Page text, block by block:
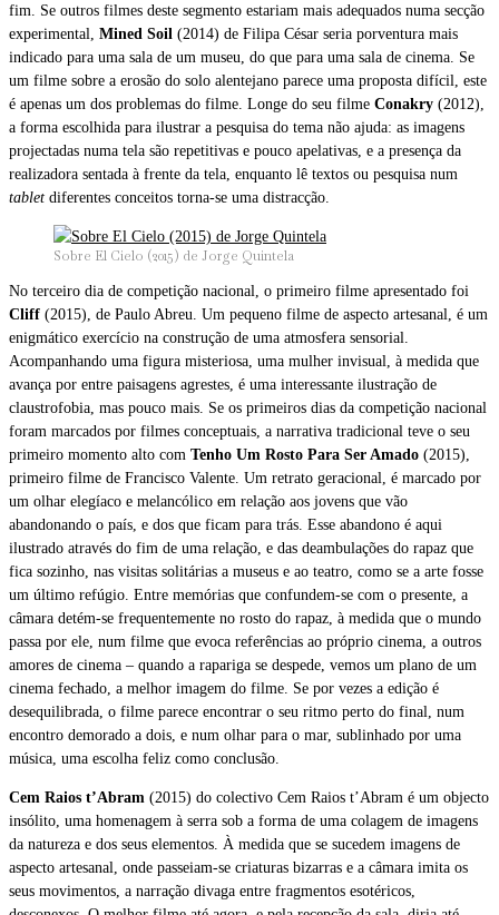
fim. Se outros filmes deste segmento estariam mais adequados numa secção
experimental, Mined Soil (2014) de Filipa César seria porventura mais
indicado para uma sala de um museu, do que para uma sala de cinema. Se
um filme sobre a erosão do solo alentejano parece uma proposta difícil, este
é apenas um dos problemas do filme. Longe do seu filme Conakry (2012),
a forma escolhida para ilustrar a pesquisa do tema não ajuda: as imagens
projectadas numa tela são repetitivas e pouco apelativas, e a presença da
realizadora sentada à frente da tela, enquanto lê textos ou pesquisa num
tablet diferentes conceitos torna-se uma distracção.
Sobre El Cielo (2015) de Jorge Quintela
No terceiro dia de competição nacional, o primeiro filme apresentado foi
Cliff (2015), de Paulo Abreu. Um pequeno filme de aspecto artesanal, é um
enigmático exercício na construção de uma atmosfera sensorial.
Acompanhando uma figura misteriosa, uma mulher invisual, à medida que
avança por entre paisagens agrestes, é uma interessante ilustração de
claustrofobia, mas pouco mais. Se os primeiros dias da competição nacional
foram marcados por filmes conceptuais, a narrativa tradicional teve o seu
primeiro momento alto com Tenho Um Rosto Para Ser Amado (2015),
primeiro filme de Francisco Valente. Um retrato geracional, é marcado por
um olhar elegíaco e melancólico em relação aos jovens que vão
abandonando o país, e dos que ficam para trás. Esse abandono é aqui
ilustrado através do fim de uma relação, e das deambulações do rapaz que
fica sozinho, nas visitas solitárias a museus e ao teatro, como se a arte fosse
um último refúgio. Entre memórias que confundem-se com o presente, a
câmara detém-se frequentemente no rosto do rapaz, à medida que o mundo
passa por ele, num filme que evoca referências ao próprio cinema, a outros
amores de cinema – quando a rapariga se despede, vemos um plano de um
cinema fechado, a melhor imagem do filme. Se por vezes a edição é
desequilibrada, o filme parece encontrar o seu ritmo perto do final, num
encontro demorado a dois, e num olhar para o mar, sublinhado por uma
música, uma escolha feliz como conclusão.
Cem Raios t’Abram (2015) do colectivo Cem Raios t’Abram é um objecto
insólito, uma homenagem à serra sob a forma de uma colagem de imagens
da natureza e dos seus elementos. À medida que se sucedem imagens de
aspecto artesanal, onde passeiam-se criaturas bizarras e a câmara imita os
seus movimentos, a narração divaga entre fragmentos esotéricos,